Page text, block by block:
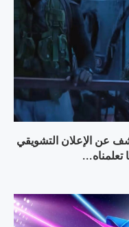
عن الإعلان التشويقي
تعلمناه...